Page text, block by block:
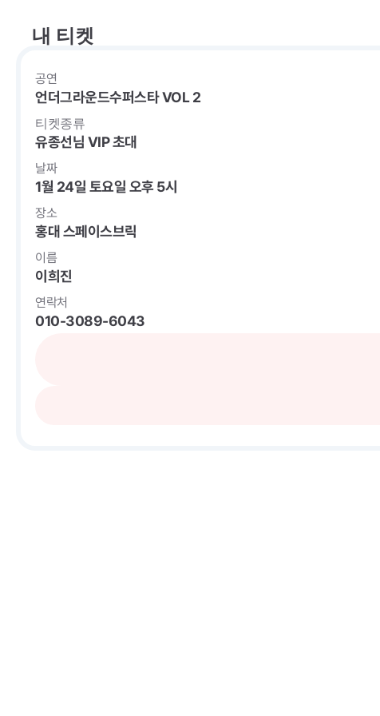
내 티켓
공연
언더그라운드수퍼스타 VOL 2
티켓종류
유종선님 VIP 초대
날짜
1월 24일 토요일 오후 5시
장소
홍대 스페이스브릭
이름
이희진
연락처
010-3089-6043